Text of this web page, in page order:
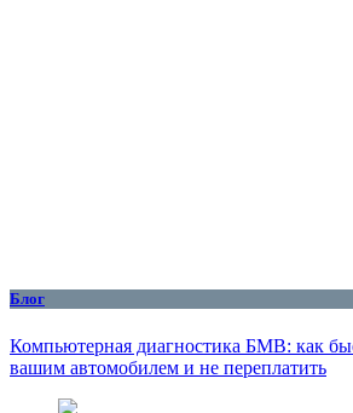
Блог
Компьютерная диагностика БМВ: как
вашим автомобилем и не переплатить